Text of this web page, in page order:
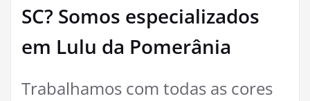
SC? Somos especializados
em Lulu da Pomerânia
Trabalhamos com todas as cores